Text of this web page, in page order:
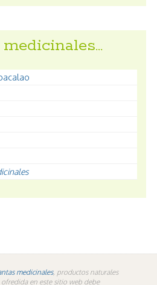
medicinales, productos naturales
en este sitio web debe